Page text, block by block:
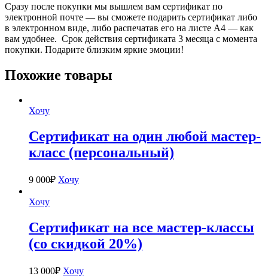
Сразу после покупки мы вышлем вам сертификат по
электронной почте — вы сможете подарить сертификат либо
в электронном виде, либо распечатав его на листе А4 — как
вам удобнее. Срок действия сертификата 3 месяца с момента
покупки. Подарите близким яркие эмоции!
Похожие товары
Хочу
Сертификат на один любой мастер-
класс (персональный)
9 000₽ Хочу
Хочу
Сертификат на все мастер-классы
(со скидкой 20%)
13 000₽ Хочу